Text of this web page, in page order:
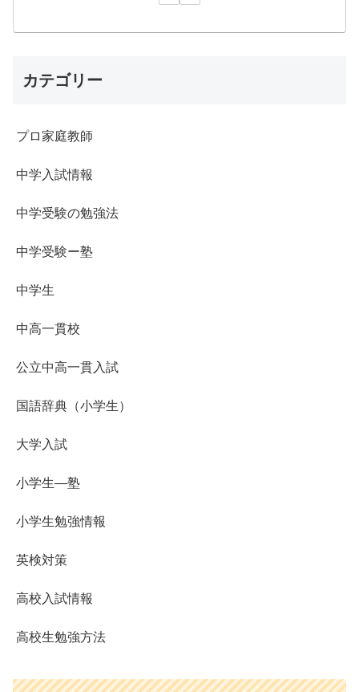
カテゴリー
プロ家庭教師
中学入試情報
中学受験の勉強法
中学受験ー塾
中学生
中高一貫校
公立中高一貫入試
国語辞典（小学生）
大学入試
小学生―塾
小学生勉強情報
英検対策
高校入試情報
高校生勉強方法